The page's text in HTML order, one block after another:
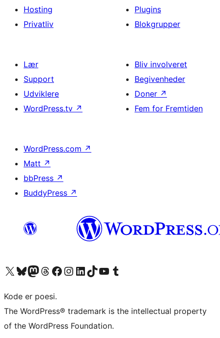
Hosting
Privatliv
Plugins
Blokgrupper
Lær
Support
Udviklere
WordPress.tv ↗
Bliv involveret
Begivenheder
Doner ↗
Fem for Fremtiden
WordPress.com ↗
Matt ↗
bbPress ↗
BuddyPress ↗
Besøg vores X (tidligere Twitter) konto
Besøg vores Bluesky-konto
Besøg vores Mastodon konto
Besøg vores Threads-konto
Besøg vores Facebook sideBesøg vores Instagram konto
Besøg vores LinkedIn konto
Besøg vores TikTok-konto
Besøg vores YouTube-kanalBesøg vores Tumblr-konto
Kode er poesi.
The WordPress® trademark is the intellectual property
of the WordPress Foundation.